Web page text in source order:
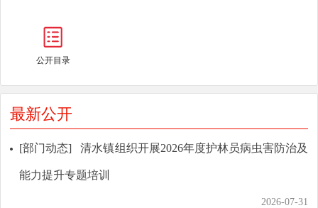
公开目录
最新公开
[部门动态] 清水镇组织开展2026年度护林员病虫害防治及
能力提升专题培训
2026-07-31